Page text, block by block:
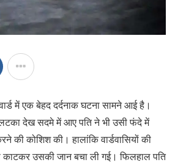
में एक बेहद दर्दनाक घटना सामने आई है।
देख सदमे में आए पति ने भी उसी फंदे में
की कोशिश की। हालांकि वार्डवासियों की
उसकी जान बचा ली गई। फिलहाल पति